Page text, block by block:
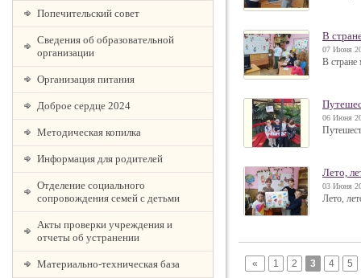
Попечительский совет
Сведения об образовательной
организации
Организация питания
Доброе сердце 2024
Методическая копилка
Информация для родителей
Отделение социального
сопровождения семей с детьми
Акты проверки учреждения и
отчеты об устранении
Материально-техническая база
В
07 Июня
В стране
06 Июня
Лето,
03 Июня
Лето,
« 1 2 3 4 5